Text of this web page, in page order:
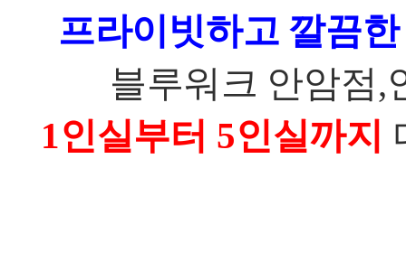
프라이빗하고 깔끔
블루워크 안암점,
1인실부터 5인실까지